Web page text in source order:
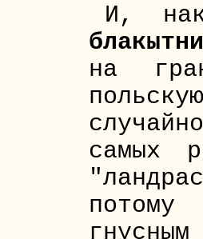
И,
на
самых
потому